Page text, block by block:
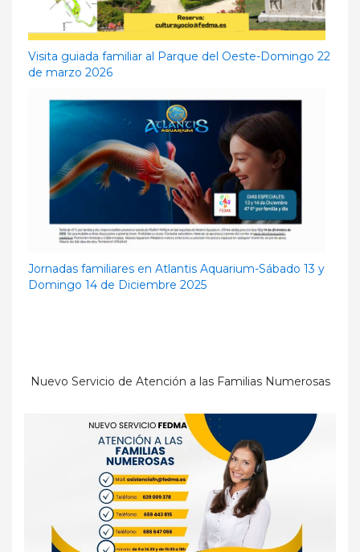
Visita guiada familiar al Parque del Oeste-Domingo 22
de marzo 2026
Jornadas familiares en Atlantis Aquarium-Sábado 13 y
Domingo 14 de Diciembre 2025
Nuevo Servicio de Atención a las Familias Numerosas